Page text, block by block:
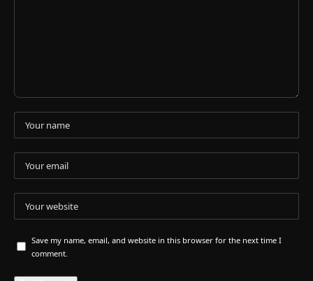
Save my name, email, and website in this browser for the next time I
comment.